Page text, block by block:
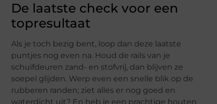
De laatste check voor een
topresultaat
Als je toch bezig bent, loop dan deze laatste
puntjes nog even na. Houd de rails van je
schuifdeuren zand- en stofvrij, dan blijven ze
soepel glijden. Werp even een snelle blik op de
rubberen randen; ziet alles er nog goed en
waterdicht uit? En heb je een prachtige houten